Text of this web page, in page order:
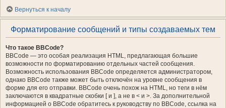
Вернуться к началу
Форматирование сообщений и типы создаваемых тем
Что такое BBCode?
BBCode — это особая реализация HTML, предлагающая большие
возможности по форматированию отдельных частей сообщения.
Возможность использования BBCode определяется администратором,
однако BBCode также может быть отключён на уровне сообщения в
форме для его отправки. BBCode очень похож на HTML, но теги в нём
заключаются в квадратные скобки [ и ], а не в < и >. За дополнительной
информацией о BBCode обратитесь к руководству по BBCode, ссылка на